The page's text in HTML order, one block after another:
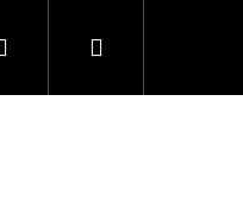
Obchodní podmínky
PřihlášeníNákupní